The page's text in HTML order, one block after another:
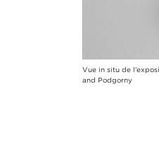
Vue in situ de
and Podgorny